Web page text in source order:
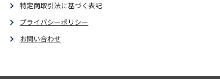
特定商取引法に基づく表記
プライバシーポリシー
お問い合わせ